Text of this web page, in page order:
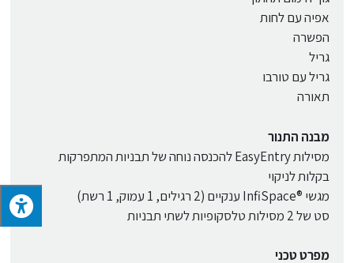
אפיה עם לחות
הפשרה
גריל
גריל עם טורבו
תאורה
מבנה התנור
מסילות EasyEntry להכנסה נוחה של תבניות המתפרקות
בקלות לניקוי
מגשי ®InfiSpace ענקיים (2 רגילים, 1 עמוק, 1 רשת)
סט של 2 מסילות טלסקופיות לשתי תבניות
מפרט טכני